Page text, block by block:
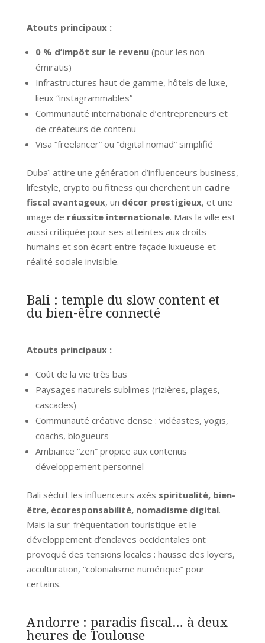
Atouts principaux :
0 % d’impôt sur le revenu(pour les non-
émiratis)
Infrastructures haut de gamme, hôtels de luxe,
lieux “instagrammables”
Communauté internationale d’entrepreneurs et
de créateurs de contenu
Visa “freelancer” ou “digital nomad” simplifié
Dubaï attire une génération d’influenceurs business,
lifestyle, crypto ou fitness qui cherchent un cadre
fiscal avantageux, un décor prestigieux, et une
image de réussite internationale. Mais la ville est
aussi critiquée pour ses atteintes aux droits
humains et son écart entre façade luxueuse et
réalité sociale invisible.
Bali : temple du slow content et
du bien-être connecté
Atouts principaux :
Coût de la vie très bas
Paysages naturels sublimes (rizières, plages,
cascades)
Communauté créative dense : vidéastes, yogis,
coachs, blogueurs
Ambiance “zen” propice aux contenus
développement personnel
Bali séduit les influenceurs axés spiritualité, bien-
être, écoresponsabilité, nomadisme digital.
Mais la sur-fréquentation touristique et le
développement d’enclaves occidentales ont
provoqué des tensions locales : hausse des loyers,
acculturation, “colonialisme numérique” pour
certains.
Andorre : paradis fiscal… à deux
heures de Toulouse